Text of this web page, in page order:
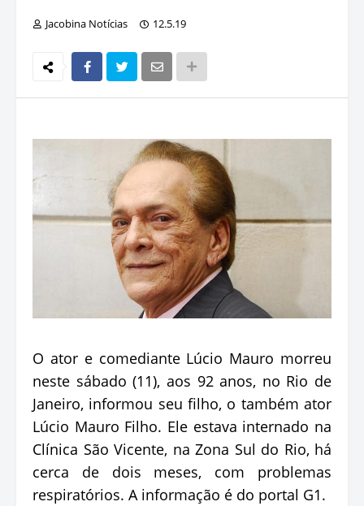
Jacobina Notícias 12.5.19
O ator e comediante Lúcio Mauro morreu
neste sábado (11), aos 92 anos, no Rio de
Janeiro, informou seu filho, o também ator
Lúcio Mauro Filho. Ele estava internado na
Clínica São Vicente, na Zona Sul do Rio, há
cerca de dois meses, com problemas
respiratórios. A informação é do portal G1.